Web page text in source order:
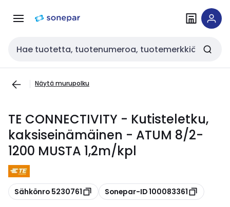
navigointiinsisältöön
Haku
Näytä murupolku
TE CONNECTIVITY - Kutisteletku,
kaksiseinämäinen - ATUM 8/2-
1200 MUSTA 1,2m/kpl
Kopioi
Sähkönro 5230761 Kopioi
Sonepar-ID 100083361